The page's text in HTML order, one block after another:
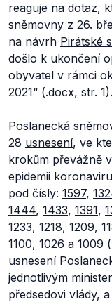
reaguje na dotaz,
sněmovny z 26.
na návrh Pirátské
došlo k ukončení
obyvatel v rámci
2021“ (.docx, str. 1).
Poslanecká
28 usnesení, ve
krokům převážně
epidemii
pod čísly: 1597,
1444, 1433, 1391,
1233, 1218, 1209,
1100, 1026 a 1009
usnesení
jednotlivým
předsedovi vlády,